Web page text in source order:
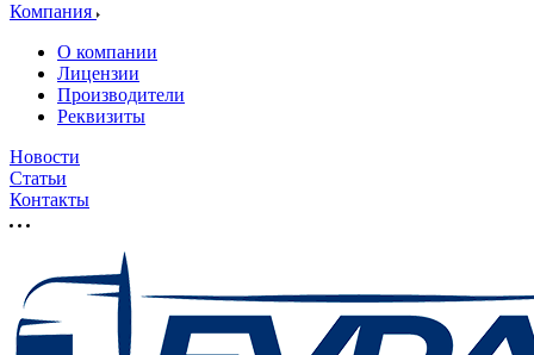
Компания
О компании
Лицензии
Производители
Реквизиты
Новости
Статьи
Контакты